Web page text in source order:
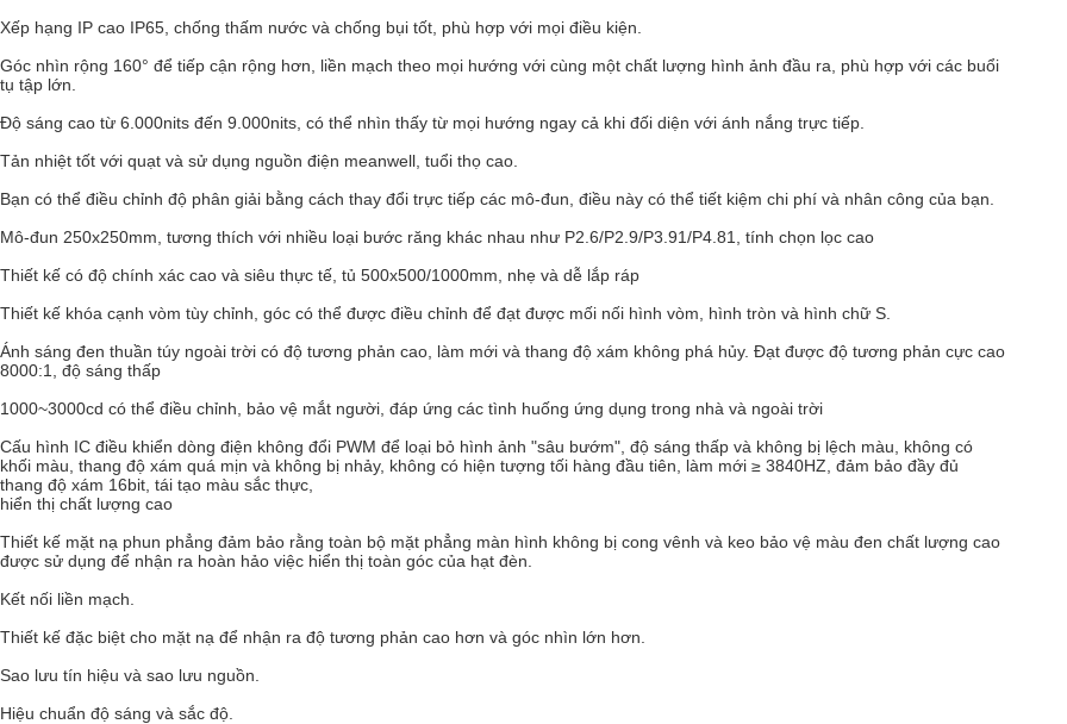
Xếp hạng IP cao IP65, chống thấm nước và chống bụi tốt, phù hợp với mọi điều kiện.
Góc nhìn rộng 160° để tiếp cận rộng hơn, liền mạch theo mọi hướng với cùng một chất lượng hình ảnh đầu ra, phù hợp với các buổi
tụ tập lớn.
Độ sáng cao từ 6.000nits đến 9.000nits, có thể nhìn thấy từ mọi hướng ngay cả khi đối diện với ánh nắng trực tiếp.
Tản nhiệt tốt với quạt và sử dụng nguồn điện meanwell, tuổi thọ cao.
Bạn có thể điều chỉnh độ phân giải bằng cách thay đổi trực tiếp các mô-đun, điều này có thể tiết kiệm chi phí và nhân công của bạn.
Mô-đun 250x250mm, tương thích với nhiều loại bước răng khác nhau như P2.6/P2.9/P3.91/P4.81, tính chọn lọc cao
Thiết kế có độ chính xác cao và siêu thực tế, tủ 500x500/1000mm, nhẹ và dễ lắp ráp
Thiết kế khóa cạnh vòm tùy chỉnh, góc có thể được điều chỉnh để đạt được mối nối hình vòm, hình tròn và hình chữ S.
Ánh sáng đen thuần túy ngoài trời có độ tương phản cao, làm mới và thang độ xám không phá hủy. Đạt được độ tương phản cực cao
8000:1, độ sáng thấp
1000~3000cd có thể điều chỉnh, bảo vệ mắt người, đáp ứng các tình huống ứng dụng trong nhà và ngoài trời
Cấu hình IC điều khiển dòng điện không đổi PWM để loại bỏ hình ảnh "sâu bướm", độ sáng thấp và không bị lệch màu, không có
khối màu, thang độ xám quá mịn và không bị nhảy, không có hiện tượng tối hàng đầu tiên, làm mới ≥ 3840HZ, đảm bảo đầy đủ
thang độ xám 16bit, tái tạo màu sắc thực,
hiển thị chất lượng cao
Thiết kế mặt nạ phun phẳng đảm bảo rằng toàn bộ mặt phẳng màn hình không bị cong vênh và keo bảo vệ màu đen chất lượng cao
được sử dụng để nhận ra hoàn hảo việc hiển thị toàn góc của hạt đèn.
Kết nối liền mạch.
Thiết kế đặc biệt cho mặt nạ để nhận ra độ tương phản cao hơn và góc nhìn lớn hơn.
Sao lưu tín hiệu và sao lưu nguồn.
Hiệu chuẩn độ sáng và sắc độ.